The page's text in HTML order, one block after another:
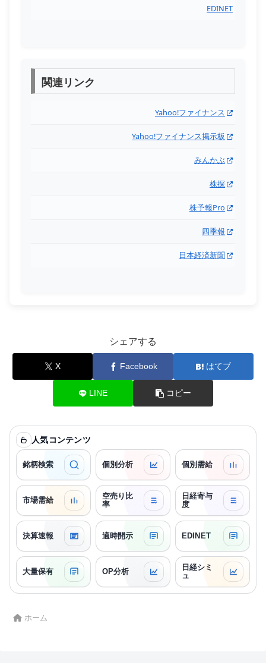
EDINET
関連リンク
Yahoo!ファイナンス
Yahoo!ファイナンス掲示板
みんかぶ
株探
株予報Pro
四季報
日本経済新聞
シェアする
X Facebook はてブ
LINE コピー
人気コンテンツ
銘柄検索 個別分析 個別需給
市場需給
空売り比
率
日経寄与
度
決算速報 適時開示 EDINET
大量保有 OP分析
日経シミ
ュ
ホーム